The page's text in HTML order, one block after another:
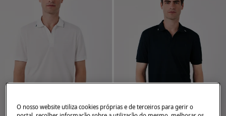
O nosso website utiliza cookies próprias e de terceiros para gerir o